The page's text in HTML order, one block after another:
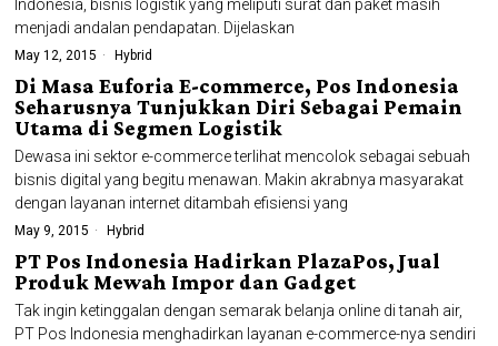
Indonesia, bisnis logistik yang meliputi surat dan paket masih
menjadi andalan pendapatan. Dijelaskan
May 12, 2015 Hybrid
Di Masa Euforia E-commerce, Pos Indonesia
Seharusnya Tunjukkan Diri Sebagai Pemain
Utama di Segmen Logistik
Dewasa ini sektor e-commerce terlihat mencolok sebagai sebuah
bisnis digital yang begitu menawan. Makin akrabnya masyarakat
dengan layanan internet ditambah efisiensi yang
May 9, 2015 Hybrid
PT Pos Indonesia Hadirkan PlazaPos, Jual
Produk Mewah Impor dan Gadget
Tak ingin ketinggalan dengan semarak belanja online di tanah air,
PT Pos Indonesia menghadirkan layanan e-commerce-nya sendiri